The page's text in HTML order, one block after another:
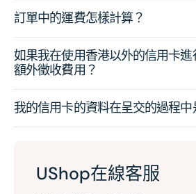
訂單中的運費怎樣計算？
如果我在使用香港以外的信用卡
額外徵收費用？
我的信用卡的資料在呈交的過程中
UShop在線客服